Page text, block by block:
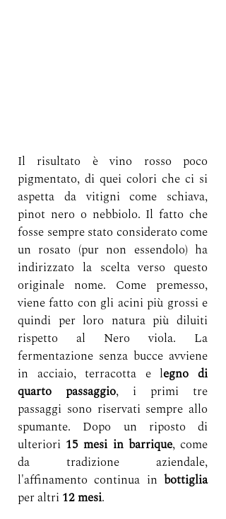
Il risultato è vino rosso poco
pigmentato, di quei colori che ci si
aspetta da vitigni come schiava,
pinot nero o nebbiolo. Il fatto che
fosse sempre stato considerato come
un rosato (pur non essendolo) ha
indirizzato la scelta verso questo
originale nome. Come premesso,
viene fatto con gli acini più grossi e
quindi per loro natura più diluiti
rispetto al Nero viola. La
fermentazione senza bucce avviene
in acciaio, terracotta e legno di
quarto passaggio, i primi tre
passaggi sono riservati sempre allo
spumante. Dopo un riposto di
ulteriori 15 mesi in barrique, come
da tradizione aziendale,
l'affinamento continua in bottiglia
per altri 12 mesi.